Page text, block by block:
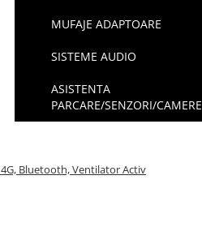
MUFAJE ADAPTOARE
SISTEME AUDIO
ASISTENTA
PARCARE/SENZORI/CAMERE
4G, Bluetooth, Ventilator Activ